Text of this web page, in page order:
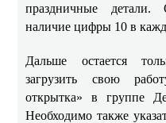
праздничные детали.
наличие цифры 10 в
Дальше остается
загрузить свою
открытка» в группе
Необходимо также